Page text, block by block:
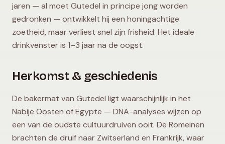
jaren — al moet Gutedel in principe jong worden
gedronken — ontwikkelt hij een honingachtige
zoetheid, maar verliest snel zijn frisheid. Het ideale
drinkvenster is 1–3 jaar na de oogst.
Herkomst & geschiedenis
De bakermat van Gutedel ligt waarschijnlijk in het
Nabije Oosten of Egypte — DNA-analyses wijzen op
een van de oudste cultuurdruiven ooit. De Romeinen
brachten de druif naar Zwitserland en Frankrijk, waar